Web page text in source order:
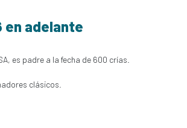
en adelante
es padre a la fecha de 600 crías.
clásicos.